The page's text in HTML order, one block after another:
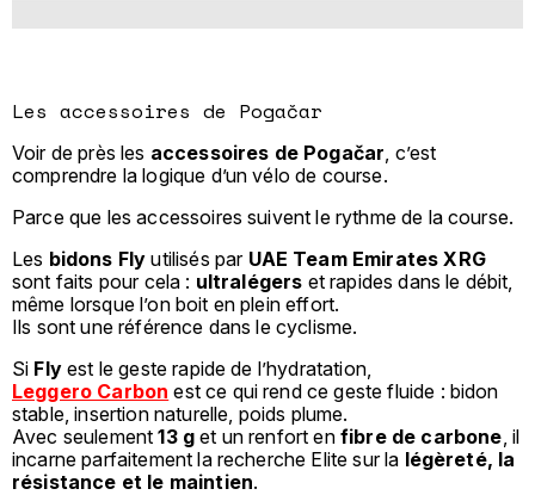
Les accessoires de Pogačar
Voir de près les accessoires de Pogačar, c’est
comprendre la logique d’un vélo de course.
Parce que les accessoires suivent le rythme de la course.
Les bidons Fly utilisés par UAE Team Emirates XRG
sont faits pour cela : ultralégers et rapides dans le débit,
même lorsque l’on boit en plein effort.
Ils sont une référence dans le cyclisme.
Si Flyest le geste rapide de l’hydratation,
Leggero Carbon est ce qui rend ce geste fluide : bidon
stable, insertion naturelle, poids plume.
Avec seulement13 g et un renfort en fibre de carbone, il
incarne parfaitement la recherche Elite sur la légèreté, la
résistance et le maintien.